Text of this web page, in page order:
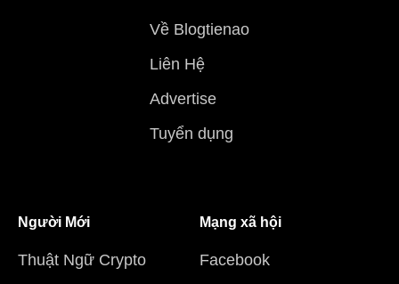
Về Blogtienao
Liên Hệ
Advertise
Tuyển dụng
Người Mới
Thuật Ngữ Crypto
Mạng xã hội
Facebook